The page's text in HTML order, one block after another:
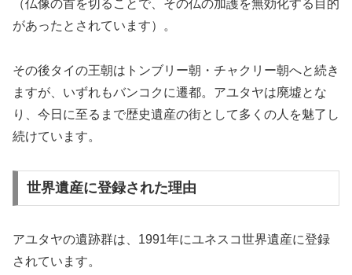
（仏像の首を切ることで、その仏の加護を無効化する目的
があったとされています）。
その後タイの王朝はトンブリー朝・チャクリー朝へと続き
ますが、いずれもバンコクに遷都。アユタヤは廃墟とな
り、今日に至るまで歴史遺産の街として多くの人を魅了し
続けています。
世界遺産に登録された理由
アユタヤの遺跡群は、1991年にユネスコ世界遺産に登録
されています。